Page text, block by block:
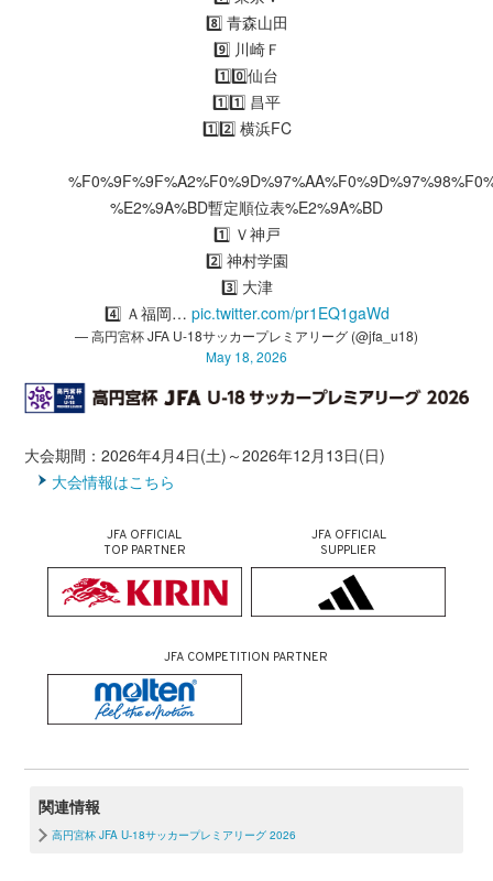
8️⃣ 青森山田
9️⃣ 川崎Ｆ
1️⃣0️⃣仙台
1️⃣1️⃣ 昌平
1️⃣2️⃣ 横浜FC
%E2%9A%BD暫定順位表%E2%9A%BD
1️⃣ Ｖ神戸
2️⃣ 神村学園
3️⃣ 大津
4️⃣ Ａ福岡… pic.twitter.com/pr1EQ1gaWd
— 高円宮杯 JFA U-18サッカープレミアリーグ (@jfa_u18)
May 18, 2026
大会期間：2026年4月4日(土)～2026年12月13日(日)
大会情報はこちら
JFA OFFICIAL
TOP PARTNER
JFA OFFICIAL
SUPPLIER
JFA COMPETITION PARTNER
関連情報
高円宮杯 JFA U-18サッカープレミアリーグ 2026